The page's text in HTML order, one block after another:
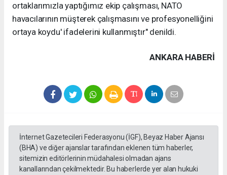
ortaklarımızla yaptığımız ekip çalışması, NATO
havacılarının müşterek çalışmasını ve profesyonelliğini
ortaya koydu' ifadelerini kullanmıştır" denildi.
ANKARA HABERİ
İnternet Gazetecileri Federasyonu (İGF), Beyaz Haber Ajansı
(BHA) ve diğer ajanslar tarafından eklenen tüm haberler,
sitemizin editörlerinin müdahalesi olmadan ajans
kanallarından çekilmektedir. Bu haberlerde yer alan hukuki